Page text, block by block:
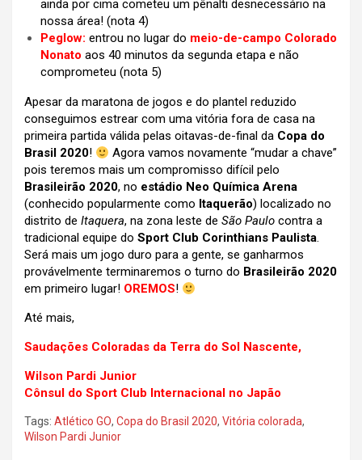
ainda por cima cometeu um pênalti desnecessário na
nossa área! (nota 4)
Peglow: entrou no lugar do meio-de-campo Colorado
Nonato aos 40 minutos da segunda etapa e não
comprometeu (nota 5)
Apesar da maratona de jogos e do plantel reduzido
conseguimos estrear com uma vitória fora de casa na
primeira partida válida pelas oitavas-de-final da Copa do
Brasil 2020!
Agora vamos novamente “mudar a chave”
pois teremos mais um compromisso difícil pelo
Brasileirão 2020, no estádio Neo Química Arena
(conhecido popularmente como Itaquerão) localizado no
distrito de Itaquera, na zona leste de São Paulo contra a
tradicional equipe do Sport Club Corinthians Paulista.
Será mais um jogo duro para a gente, se ganharmos
provávelmente terminaremos o turno do Brasileirão 2020
em primeiro lugar! OREMOS!
Até mais,
Saudações Coloradas da Terra do Sol Nascente,
Wilson Pardi Junior
Cônsul do Sport Club Internacional no Japão
Tags: Atlético GO, Copa do Brasil 2020, Vitória colorada,
Wilson Pardi Junior